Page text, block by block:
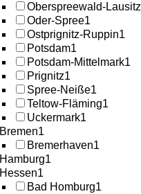
Oberspreewald-Lausitz
Oder-Spree1
Ostprignitz-Ruppin1
Potsdam1
Potsdam-Mittelmark1
Prignitz1
Spree-Neiße1
Teltow-Fläming1
Uckermark1
Bremen1
Bremerhaven1
Hamburg1
Hessen1
Bad Homburg1